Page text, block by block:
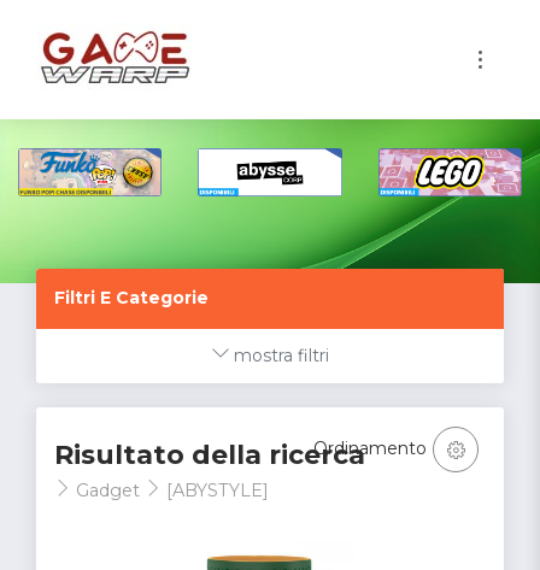
Filtri E Categorie
mostra filtri
Risultato della ricerca
Gadget [ABYSTYLE]
Ordinamento